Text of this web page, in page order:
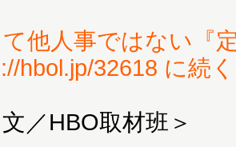
他人事ではない『
hbol.jp/32618 に続く
／HBO取材班＞